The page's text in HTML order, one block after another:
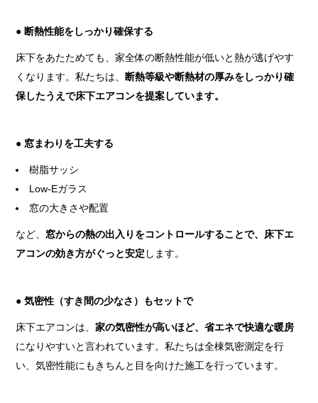
● 断熱性能をしっかり確保する
床下をあたためても、家全体の断熱性能が低いと熱が逃げやす
くなります。私たちは、
断熱等級や断熱材の厚みをしっかり確
保したうえで床下エアコンを提案しています。
● 窓まわりを工夫する
樹脂サッシ
Low-Eガラス
窓の大きさや配置
など、 窓からの熱の出入りをコントロールすることで、床下エ
アコンの効き方がぐっと安定 します。
● 気密性（すき間の少なさ）もセットで
床下エアコンは、家の気密性が高いほど、省エネで快適な暖房
になりやすいと言われています。私たちは全棟気密測定を行
い、気密性能にもきちんと目を向けた施工を行っています。